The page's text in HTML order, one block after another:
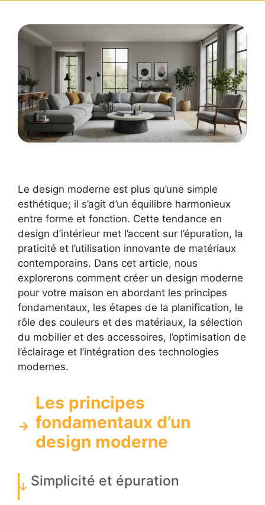
Le design moderne est plus qu’une simple
esthétique; il s’agit d’un équilibre harmonieux
entre forme et fonction. Cette tendance en
design d’intérieur met l’accent sur l’épuration, la
praticité et l’utilisation innovante de matériaux
contemporains. Dans cet article, nous
explorerons comment créer un design moderne
pour votre maison en abordant les principes
fondamentaux, les étapes de la planification, le
rôle des couleurs et des matériaux, la sélection
du mobilier et des accessoires, l’optimisation de
l’éclairage et l’intégration des technologies
modernes.
Les principes
fondamentaux d’un
design moderne
Simplicité et épuration